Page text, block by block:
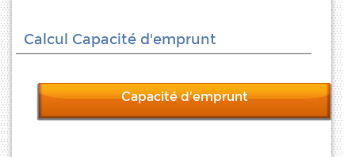
Calcul Capacité d'emprunt
Capacité d'emprunt